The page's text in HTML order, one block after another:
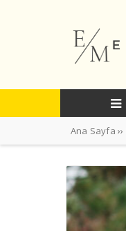
Ana Sayfa ››